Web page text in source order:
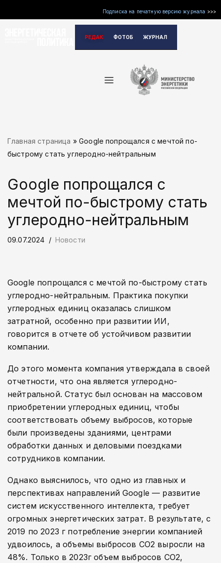
Подписка на печатную версию журнала >>>
РЕДАКЦИЯФОТОБАНКЖУРНАЛ
Главная страница »Google попрощался с мечтой по-
быстрому стать углеродно-нейтральным
Google попрощался с
мечтой по-быстрому стать
углеродно-нейтральным
09.07.2024 Новости
Google попрощался с мечтой по-быстрому стать
углеродно-нейтральным. Практика покупки
углеродных единиц оказалась слишком
затратной, особенно при развитии ИИ,
говорится в отчете об устойчивом развитии
компании.
До этого момента компания утверждала в своей
отчетности, что она является углеродно-
нейтральной. Статус был основан на массовом
приобретении углеродных единиц, чтобы
соответствовать объему выбросов, которые
были произведены зданиями, центрами
обработки данных и деловыми поездками
сотрудников компании.
Однако выяснилось, что одно из главных и
перспективах направлений Google — развитие
систем искусственного интеллекта, требует
огромных энергетических затрат. В результате, с
2019 по 2023 г потребление энергии компанией
удвоилось, а объемы выбросов СО2 выросли на
48%. Только в 2023г объем выбросов СО2,